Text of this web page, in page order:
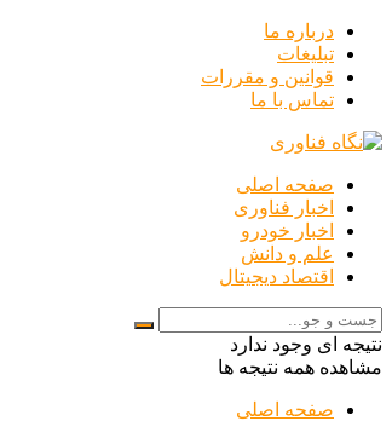
درباره ما
تبلیغات
قوانین و مقررات
تماس با ما
صفحه اصلی
اخبار فناوری
اخبار خودرو
علم و دانش
اقتصاد دیجیتال
نتیجه ای وجود ندارد
مشاهده همه نتیجه ها
صفحه اصلی